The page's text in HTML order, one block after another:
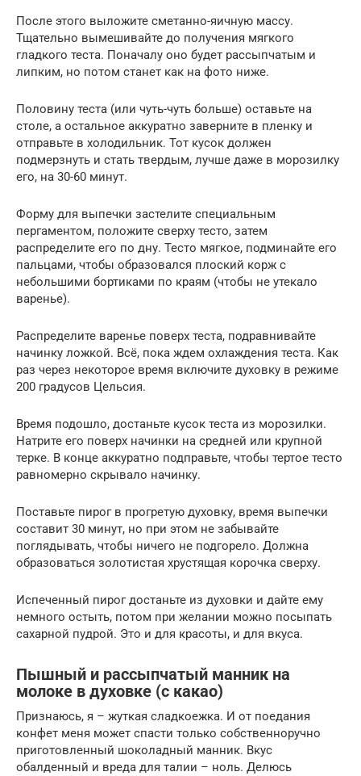
После этого выложите сметанно-яичную массу.
Тщательно вымешивайте до получения мягкого
гладкого теста. Поначалу оно будет рассыпчатым и
липким, но потом станет как на фото ниже.
Половину теста (или чуть-чуть больше) оставьте на
столе, а остальное аккуратно заверните в пленку и
отправьте в холодильник. Тот кусок должен
подмерзнуть и стать твердым, лучше даже в морозилку
его, на 30-60 минут.
Форму для выпечки застелите специальным
пергаментом, положите сверху тесто, затем
распределите его по дну. Тесто мягкое, подминайте его
пальцами, чтобы образовался плоский корж с
небольшими бортиками по краям (чтобы не утекало
варенье).
Распределите варенье поверх теста, подравнивайте
начинку ложкой. Всё, пока ждем охлаждения теста. Как
раз через некоторое время включите духовку в режиме
200 градусов Цельсия.
Время подошло, достаньте кусок теста из морозилки.
Натрите его поверх начинки на средней или крупной
терке. В конце аккуратно подправьте, чтобы тертое тесто
равномерно скрывало начинку.
Поставьте пирог в прогретую духовку, время выпечки
составит 30 минут, но при этом не забывайте
поглядывать, чтобы ничего не подгорело. Должна
образоваться золотистая хрустящая корочка сверху.
Испеченный пирог достаньте из духовки и дайте ему
немного остыть, потом при желании можно посыпать
сахарной пудрой. Это и для красоты, и для вкуса.
Пышный и рассыпчатый манник на
молоке в духовке (с какао)
Признаюсь, я – жуткая сладкоежка. И от поедания
конфет меня может спасти только собственноручно
приготовленный шоколадный манник. Вкус
обалденный и вреда для талии – ноль. Делюсь